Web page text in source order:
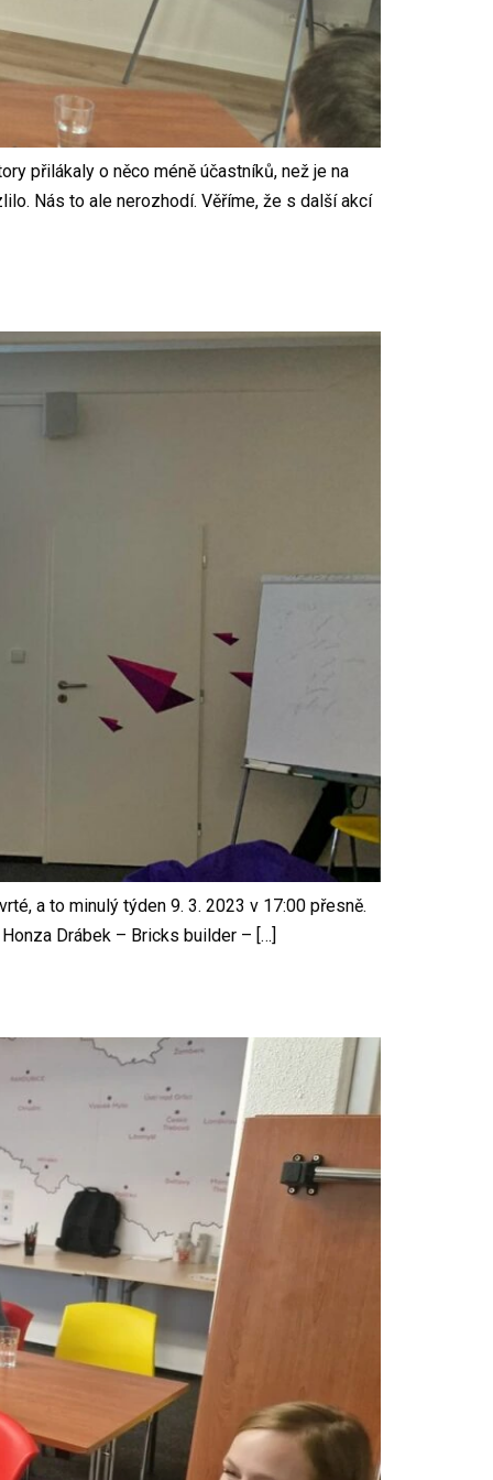
přilákaly o něco méně účastníků, než je na
Nás to ale nerozhodí. Věříme, že s další akcí
a to minulý týden 9. 3. 2023 v 17:00 přesně.
Drábek – Bricks builder – […]